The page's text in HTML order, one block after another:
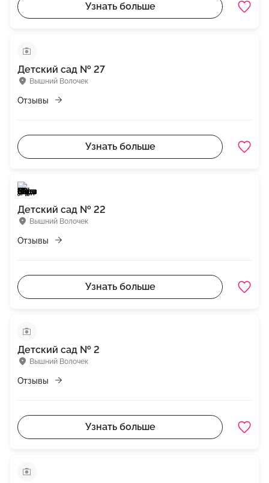
Узнать больше
Вышний Волочек
Детский сад № 27
Отзывы
Узнать больше
Вышний Волочек
Детский сад № 22
Отзывы
Узнать больше
Вышний Волочек
Детский сад № 2
Отзывы
Узнать больше